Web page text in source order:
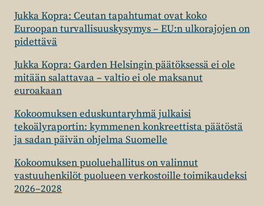
Jukka Kopra: Ceutan tapahtumat ovat koko
Euroopan turvallisuuskysymys – EU:n ulkorajojen on
pidettävä
Jukka Kopra: Garden Helsingin päätöksessä ei ole
mitään salattavaa – valtio ei ole maksanut
euroakaan
Kokoomuksen eduskuntaryhmä julkaisi
tekoälyraportin: kymmenen konkreettista päätöstä
ja sadan päivän ohjelma Suomelle
Kokoomuksen puoluehallitus on valinnut
vastuuhenkilöt puolueen verkostoille toimikaudeksi
2026–2028